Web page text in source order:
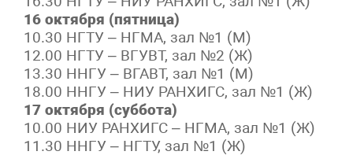
16 октября (пятница)
10.30 НГТУ – НГМА, зал №1 (М)
12.00 НГТУ – ВГУВТ, зал №2 (Ж)
13.30 ННГУ – ВГАВТ, зал №1 (М)
18.00 ННГУ – НИУ РАНХИГС, зал №1 (Ж)
17 октября (суббота)
10.00 НИУ РАНХИГС – НГМА, зал №1 (Ж)
11.30 ННГУ – НГТУ, зал №1 (Ж)